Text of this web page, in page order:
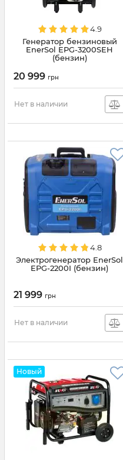
4.9
Генератор бензиновый
EnerSol EPG-3200SEH
(бензин)
20 999 грн
Нет в наличии
4.8
Электрогенератор EnerSol
EPG-2200I (бензин)
21 999 грн
Нет в наличии
Новый